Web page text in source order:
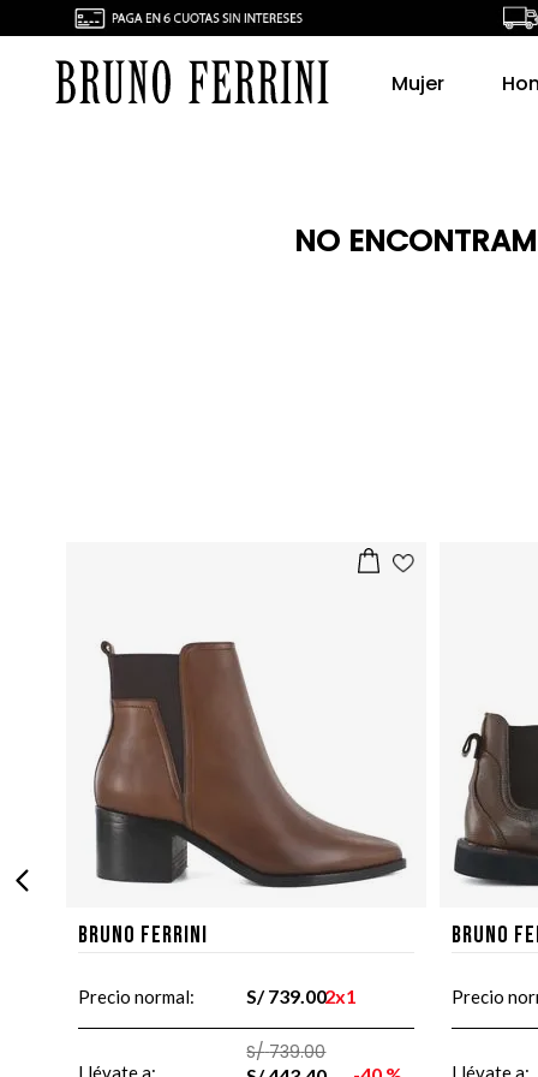
Mujer
NO
Bruno Ferrini
Precio normal: S/739 002x1
Llévate a:
S/ 739.00
Bruno
Precio
Llévate a: